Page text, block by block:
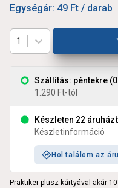
Egységár: 49 Ft / darab
Szállítás: péntekre
1.290 Ft-tól
Készleten 22
Készletinformáció
Hol találom az
1
Praktiker plusz kártyával akár